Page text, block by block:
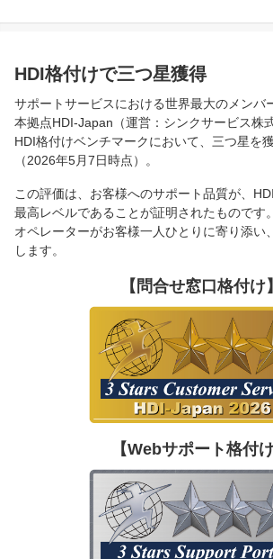
HDI格付けで三つ星獲得
サポートサービスにおける世界最大のメンバ
本拠点HDI-Japan（運営：シンクサービス株
HDI格付けベンチマークにおいて、三つ星を
（2026年5月7日時点）。
この評価は、お客様へのサポート品質が、
最高レベルであることが証明されたものです
オペレーターがお客様一人ひとりに寄り添い
します。
【問合せ窓口格付け】
【Webサポート格付け